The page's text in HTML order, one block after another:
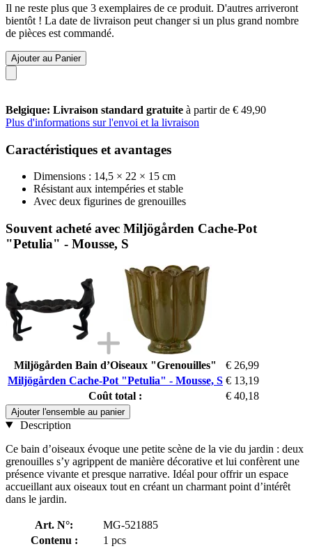
Il ne reste plus que 3 exemplaires de ce produit. D'autres arriveront
bientôt ! La date de livraison peut changer si un plus grand nombre
de pièces est commandé.
Ajouter au Panier
Belgique: Livraison standard gratuite à partir de € 49,90
Plus d'informations sur l'envoi et la livraison
Caractéristiques et avantages
Dimensions : 14,5 × 22 × 15 cm
Résistant aux intempéries et stable
Avec deux figurines de grenouilles
Souvent acheté avec Miljögården Cache-Pot
"Petulia" - Mousse, S
Miljögården Bain d’Oiseaux "Grenouilles"
€ 26,99
Miljögården Cache-Pot "Petulia" - Mousse, S € 13,19
Coût total :
€ 40,18
Ajouter l'ensemble au panier
Description
Ce bain d’oiseaux évoque une petite scène de la vie du jardin : deux
grenouilles s’y agrippent de manière décorative et lui confèrent une
présence vivante et presque narrative. Idéal pour offrir un espace
accueillant aux oiseaux tout en créant un charmant point d’intérêt
dans le jardin.
Art. N°:
MG-521885
Contenu :
1 pcs